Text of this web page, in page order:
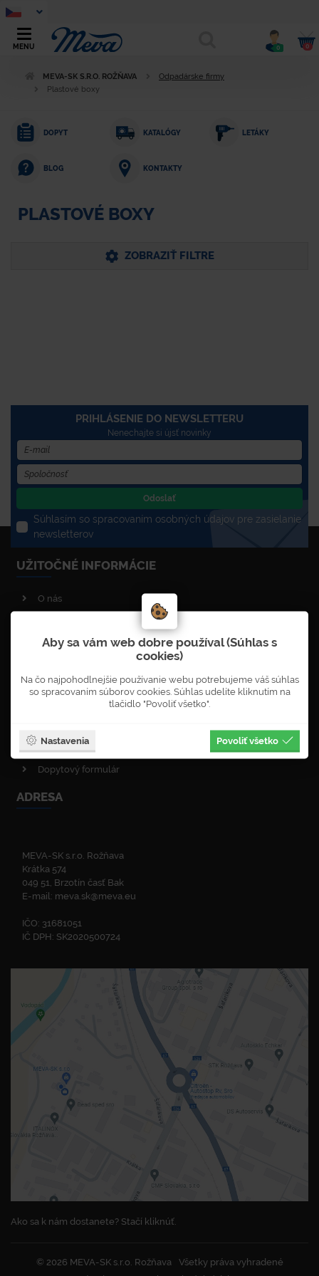
MENU 0 0
MEVA-SK S.R.O. ROŽŇAVA
Odpadárske firmy
Plastové boxy
DOPYT KATALÓGY LETÁKY
BLOG KONTAKTY
PLASTOVÉ BOXY
ZOBRAZIŤ FILTRE
PRIHLÁSENIE DO NEWSLETTERU
Nenechajte si újsť novinky
Odoslať
Súhlasím so spracovaním osobných údajov pre zasielanie
newsletterov
UŽITOČNÉ INFORMÁCIE
O nás
Objednávka newsletterů
Obnova lesa
Enviromentálna politika
ISO certifikáty
Zelená linka
Dopytový formulár
ADRESA
MEVA-SK s.r.o. Rožňava
Krátka 574
049 51, Brzotín časť Bak
E-mail: meva.sk@meva.eu
IČO: 31681051
IČ DPH: SK2020500724
Ako sa k nám dostanete? Stačí kliknúť.
© 2026 MEVA-SK s.r.o. Rožňava
Všetky práva vyhradené
Aby sa vám web dobre používal (Súhlas s
cookies)
Na čo najpohodlnejšie používanie webu potrebujeme váš súhlas
so spracovaním súborov cookies. Súhlas udelíte kliknutím na
tlačidlo "Povoliť všetko".
Nastavenia Povoliť všetko